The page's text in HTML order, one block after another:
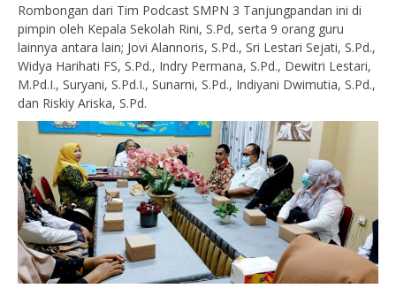
Rombongan dari Tim Podcast SMPN 3 Tanjungpandan ini di
pimpin oleh Kepala Sekolah Rini, S.Pd, serta 9 orang guru
lainnya antara lain; Jovi Alannoris, S.Pd., Sri Lestari Sejati, S.Pd.,
Widya Harihati FS, S.Pd., Indry Permana, S.Pd., Dewitri Lestari,
M.Pd.I., Suryani, S.Pd.I., Sunarni, S.Pd., Indiyani Dwimutia, S.Pd.,
dan Riskiy Ariska, S.Pd.